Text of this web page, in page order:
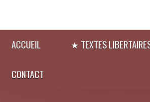
ACCUEIL ★ TEXTES
CONTACT